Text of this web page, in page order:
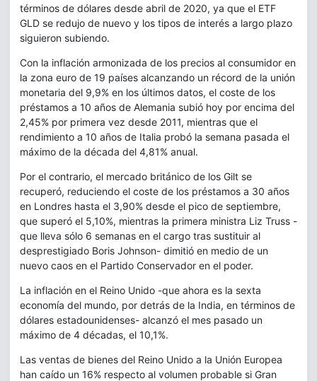
términos de dólares desde abril de 2020, ya que el ETF
GLD se redujo de nuevo y los tipos de interés a largo plazo
siguieron subiendo.
Con la inflación armonizada de los precios al consumidor en
la zona euro de 19 países alcanzando un récord de la unión
monetaria del 9,9% en los últimos datos, el coste de los
préstamos a 10 años de Alemania subió hoy por encima del
2,45% por primera vez desde 2011, mientras que el
rendimiento a 10 años de Italia probó la semana pasada el
máximo de la década del 4,81% anual.
Por el contrario, el mercado británico de los Gilt se
recuperó, reduciendo el coste de los préstamos a 30 años
en Londres hasta el 3,90% desde el pico de septiembre,
que superó el 5,10%, mientras la primera ministra Liz Truss -
que lleva sólo 6 semanas en el cargo tras sustituir al
desprestigiado Boris Johnson- dimitió en medio de un
nuevo caos en el Partido Conservador en el poder.
La inflación en el Reino Unido -que ahora es la sexta
economía del mundo, por detrás de la India, en términos de
dólares estadounidenses- alcanzó el mes pasado un
máximo de 4 décadas, el 10,1%.
Las ventas de bienes del Reino Unido a la Unión Europea
han caído un 16% respecto al volumen probable si Gran